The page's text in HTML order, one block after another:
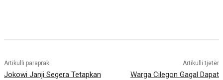
Artikulli paraprak
Jokowi Janji Segera Tetapkan
Artikulli tjetër
Warga Cilegon Gagal Dapat